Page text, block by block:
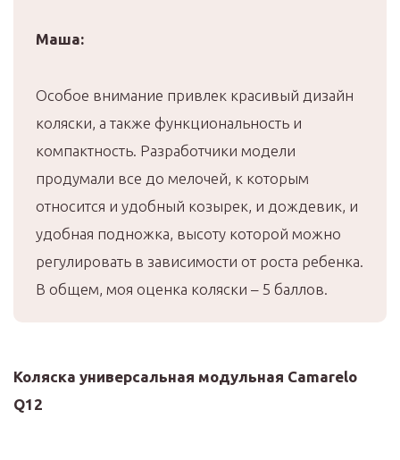
Маша:
Особое внимание привлек красивый дизайн
коляски, а также функциональность и
компактность. Разработчики модели
продумали все до мелочей, к которым
относится и удобный козырек, и дождевик, и
удобная подножка, высоту которой можно
регулировать в зависимости от роста ребенка.
В общем, моя оценка коляски – 5 баллов.
Коляска универсальная модульная Camarelo
Q12